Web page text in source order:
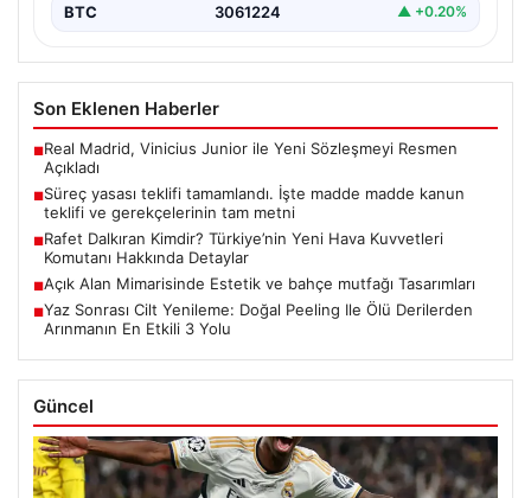
BTC 3061224 ▲ +0.20%
Son Eklenen Haberler
■Real Madrid, Vinicius Junior ile Yeni Sözleşmeyi Resmen
Açıkladı
■Süreç yasası teklifi tamamlandı. İşte madde madde kanun
teklifi ve gerekçelerinin tam metni
■Rafet Dalkıran Kimdir? Türkiye’nin Yeni Hava Kuvvetleri
Komutanı Hakkında Detaylar
■Açık Alan Mimarisinde Estetik ve bahçe mutfağı Tasarımları
■Yaz Sonrası Cilt Yenileme: Doğal Peeling Ile Ölü Derilerden
Arınmanın En Etkili 3 Yolu
Güncel